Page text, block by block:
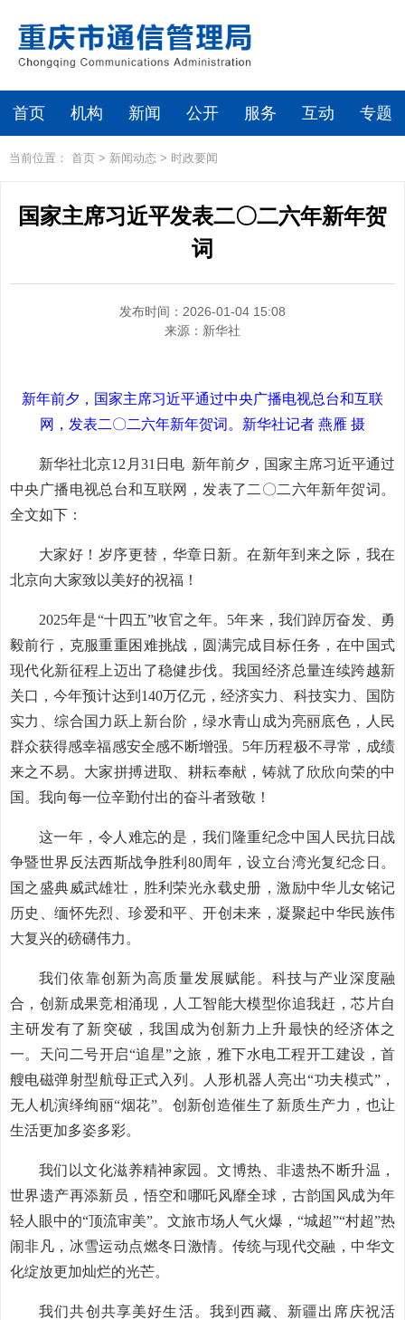
首页 机构 新闻 公开 服务 互动 专题
当前位置： 首页 > 新闻动态 > 时政要闻
国家主席习近平发表二〇二六年新年贺
词
发布时间：2026-01-04 15:08
来源： 新华社
新年前夕，国家主席习近平通过中央广播电视总台和互联
网，发表二〇二六年新年贺词。新华社记者 燕雁 摄
新华社北京12月31日电 新年前夕，国家主席习近平通过
中央广播电视总台和互联网，发表了二〇二六年新年贺词。
全文如下：
大家好！岁序更替，华章日新。在新年到来之际，我在
北京向大家致以美好的祝福！
2025年是“十四五”收官之年。5年来，我们踔厉奋发、勇
毅前行，克服重重困难挑战，圆满完成目标任务，在中国式
现代化新征程上迈出了稳健步伐。我国经济总量连续跨越新
关口，今年预计达到140万亿元，经济实力、科技实力、国防
实力、综合国力跃上新台阶，绿水青山成为亮丽底色，人民
群众获得感幸福感安全感不断增强。5年历程极不寻常，成绩
来之不易。大家拼搏进取、耕耘奉献，铸就了欣欣向荣的中
国。我向每一位辛勤付出的奋斗者致敬！
这一年，令人难忘的是，我们隆重纪念中国人民抗日战
争暨世界反法西斯战争胜利80周年，设立台湾光复纪念日。
国之盛典威武雄壮，胜利荣光永载史册，激励中华儿女铭记
历史、缅怀先烈、珍爱和平、开创未来，凝聚起中华民族伟
大复兴的磅礴伟力。
我们依靠创新为高质量发展赋能。科技与产业深度融
合，创新成果竞相涌现，人工智能大模型你追我赶，芯片自
主研发有了新突破，我国成为创新力上升最快的经济体之
一。天问二号开启“追星”之旅，雅下水电工程开工建设，首
艘电磁弹射型航母正式入列。人形机器人亮出“功夫模式”，
无人机演绎绚丽“烟花”。创新创造催生了新质生产力，也让
生活更加多姿多彩。
我们以文化滋养精神家园。文博热、非遗热不断升温，
世界遗产再添新员，悟空和哪吒风靡全球，古韵国风成为年
轻人眼中的“顶流审美”。文旅市场人气火爆，“城超”“村超”热
闹非凡，冰雪运动点燃冬日激情。传统与现代交融，中华文
化绽放更加灿烂的光芒。
我们共创共享美好生活。我到西藏、新疆出席庆祝活